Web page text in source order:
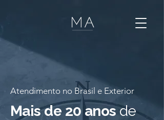
Atendimento no Brasil e Exterior
Mais de 20 anosde